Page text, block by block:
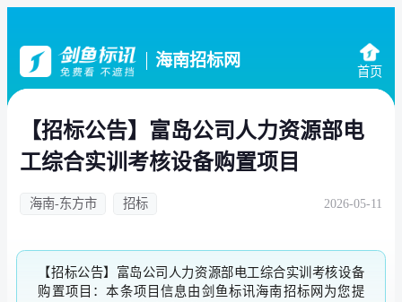
海南招标网
首页
【招标公告】富岛公司人力资源部电
工综合实训考核设备购置项目
海南-东方市 招标 2026-05-11
【招标公告】富岛公司人力资源部电工综合实训考核设备
购置项目：本条项目信息由剑鱼标讯海南招标网为您提